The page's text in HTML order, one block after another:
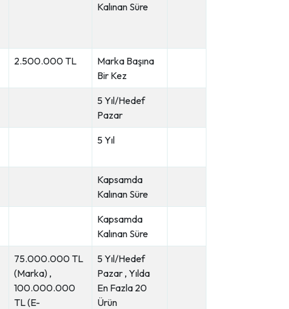
Kalınan Süre
2.500.000 TL
Marka Başına
Bir Kez
5 Yıl/Hedef
Pazar
5 Yıl
Kapsamda
Kalınan Süre
Kapsamda
Kalınan Süre
75.000.000 TL
(Marka) ,
100.000.000
TL (E-
5 Yıl/Hedef
Pazar , Yılda
En Fazla 20
Ürün